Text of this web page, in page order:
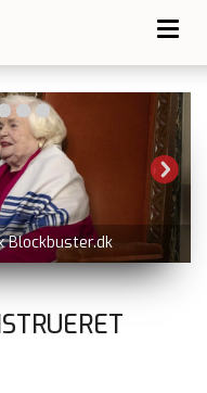
Blockbuster.dk